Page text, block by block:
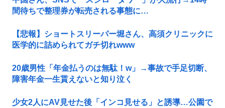
間待ちで整理券が転売される事態に…
【悲報】ショートスリーパー堀さん、高須クリニックに
医学的に詰められてガチ切れwww
20歳男性「年金払うのは無駄！w」→事故で手足切断、
障害年金一生貰えないと知り泣く
少女2人にAV見せた後「インコ見せる」と誘導…公園で